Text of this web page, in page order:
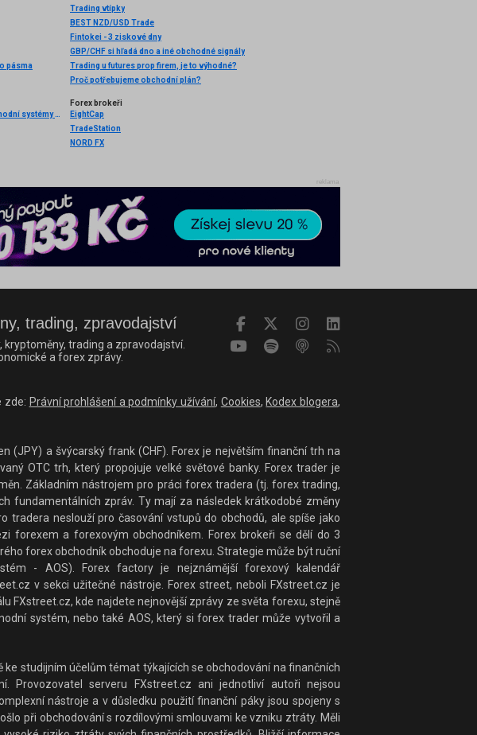
pásma
Trading vtípky
BEST NZD/USD Trade
Fintokei - 3 ziskové dny
GBP/CHF si hľadá dno a iné obchodné signály
Trading u futures prop firem, je to výhodné?
Proč potřebujeme obchodní plán?
Praktický workshop technické analýzy + profi obchodní systémy na FOREXu
Forex brokeři
EightCap
TradeStation
NORD FX
reklama
trading, zpravodajství
trading a zpravodajství.
a forex zprávy.
zde: Právní prohlášení a podmínky užívání, Cookies, Kodex blogera,
(JPY) a švýcarský frank (CHF). Forex je největším finanční trh na
OTC trh, který propojuje velké světové banky. Forex trader je
Základním nástrojem pro práci forex tradera (tj. forex trading,
fundamentálních zpráv. Ty mají za následek krátkodobé změny
neslouží pro časování vstupů do obchodů, ale spíše jako
forexem a forexovým obchodníkem. Forex brokeři se dělí do 3
forex obchodník obchoduje na forexu. Strategie může být ruční
- AOS). Forex factory je nejznámější forexový kalendář
v sekci užitečné nástroje. Forex street, neboli FXstreet.cz je
FXstreet.cz, kde najdete nejnovější zprávy ze světa forexu, stejně
systém, nebo také AOS, který si forex trader může vytvořil a
studijním účelům témat týkajících se obchodování na finančních
Provozovatel serveru FXstreet.cz ani jednotliví autoři nejsou
nástroje a v důsledku použití finanční páky jsou spojeny s
při obchodování s rozdílovými smlouvami ke vzniku ztráty. Měli